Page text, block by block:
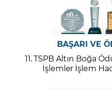
BAŞARI VE
11. TSPB Altın Boğa
İşlemler İşlem